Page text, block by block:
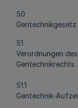
50
Gentechnikgesetz
51
Verordnungen
Gentechnikrechts
51.1
Gentechnik-